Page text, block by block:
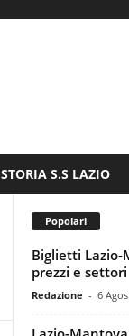
STORIA S.S LAZIO
Popolari
Biglietti Lazio-
prezzi e settori
Redazione - 6